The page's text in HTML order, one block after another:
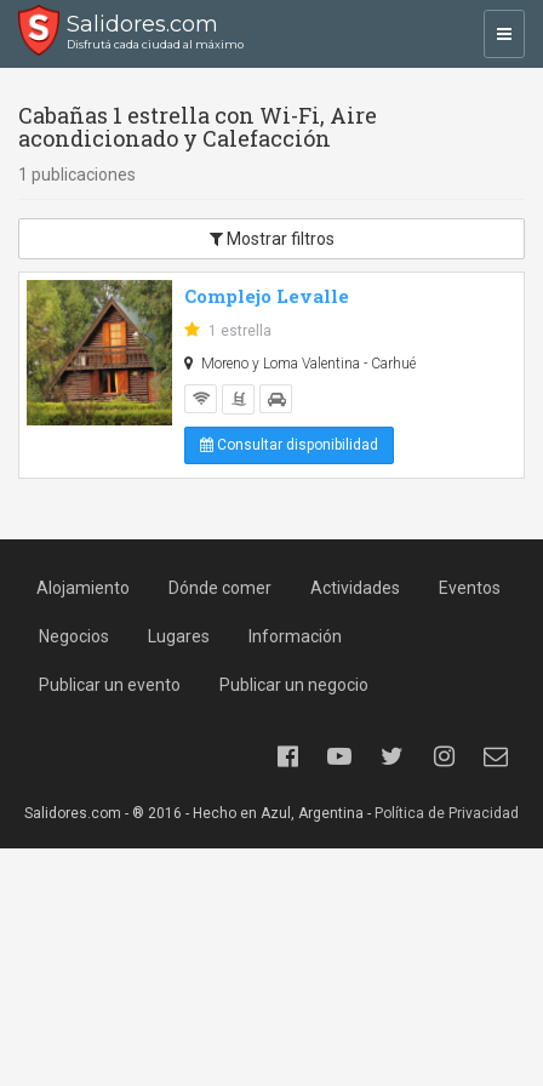
Salidores.com
Disfrutá cada ciudad al máximo
Cabañas 1 estrella con Wi-Fi, Aire
acondicionado y Calefacción
1 publicaciones
Mostrar filtros
Complejo Levalle
1 estrella
Moreno y Loma Valentina - Carhué
Consultar disponibilidad
Alojamiento Dónde comer Actividades Eventos
Negocios Lugares Información
Publicar un evento Publicar un negocio
Salidores.com - ® 2016 - Hecho en Azul, Argentina - Política de Privacidad